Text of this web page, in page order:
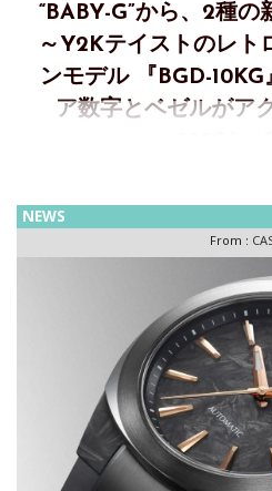
“BABY-G”から、2種
～Y2Kテイストのレト
ンモデル 『BGD-
ア数字とベゼルがア
PLUS”から、Y2Kテイストのレ
『BGD-10KG』Seriesの登場カ
撃ウオッチ
NEWS
From :